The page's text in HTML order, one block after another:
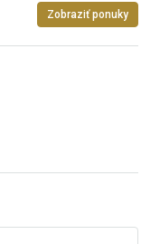
Zobraziť ponuky